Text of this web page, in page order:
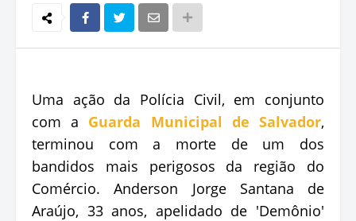
Uma ação da Polícia Civil, em conjunto
com a Guarda Municipal de Salvador,
terminou com a morte de um dos
bandidos mais perigosos da região do
Comércio. Anderson Jorge Santana de
Araújo, 33 anos, apelidado de 'Demônio'